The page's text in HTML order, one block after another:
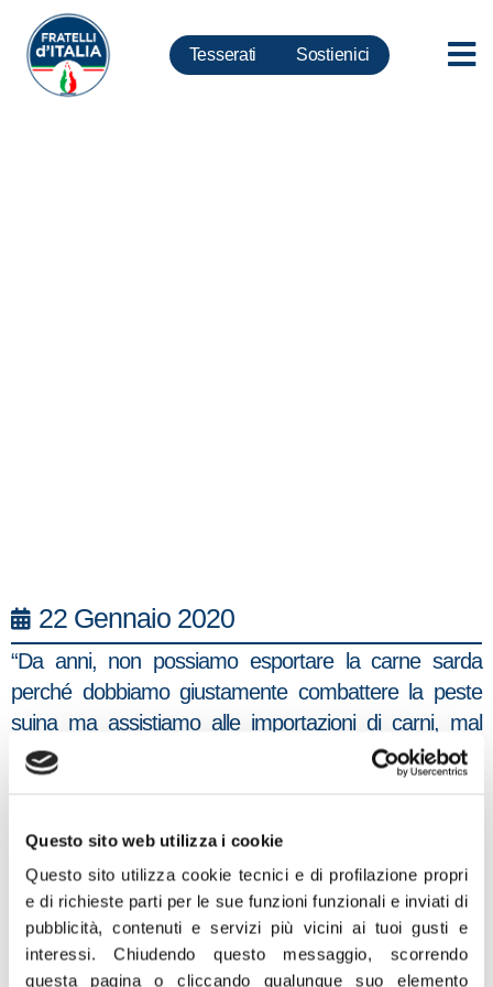
Questo sito web utilizza i cookie
Questo sito utilizza cookie tecnici e di profilazione propri
e di richieste parti per le sue funzioni funzionali e inviati di
pubblicità, contenuti e servizi più vicini ai tuoi gusti e
interessi.Chiudendo questo messaggio, scorrendo
questa pagina o cliccando qualunque suo elemento
Tesserati Sostienici
22 Gennaio 2020
“Da anni, non possiamo esportare la carne sarda
perché dobbiamo giustamente combattere la peste
suina ma assistiamo alle importazioni di carni, mal
conservate, da tutto il mondo, dall’est europeo alla
Cina dove la peste suina dilaga” è il commento di
inizio legislatura presenta interrogazioni, risoluzioni e
interventi in Aula per chiedere al Governo azioni per
togliere l’embargo UE sulle carni suine sarde.
“Tonnellate di carni suine cinesi, arrivate da
Rotterdam, ossia da un paese dell’Unione Europea,